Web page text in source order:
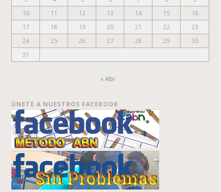
10
11 12 13 14 15
16
17
18 19 20 21 22
23
24
25 26 27 28 29
30
31
« Abr
ÚNETE A NUESTROS FACEBOOK